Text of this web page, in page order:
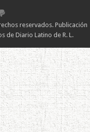
reservados. Publicación
de Diario Latino de R. L.